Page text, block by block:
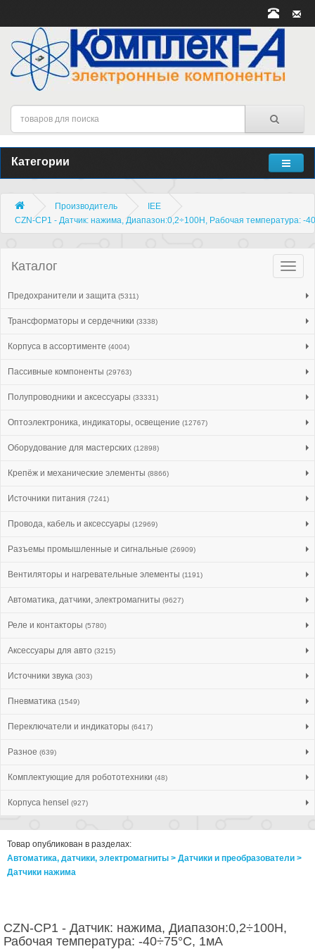
Категории
Производитель
IEE
CZN-CP1 - Датчик: нажима, Диапазон:0,2÷100Н, Рабочая температура: -
Каталог
Предохранители и защита (5311)
Трансформаторы и сердечники (3338)
Корпуса в ассортименте (4004)
Пассивные компоненты (29763)
Полупроводники и аксессуары (33331)
Оптоэлектроника, индикаторы, освещение (12767)
Оборудование для мастерских (12898)
Крепёж и механические элементы (8866)
Источники питания (7241)
Провода, кабель и аксессуары (12969)
Разъемы промышленные и сигнальные (26909)
Вентиляторы и нагревательные элементы (1191)
Автоматика, датчики, электромагниты (9627)
Реле и контакторы (5780)
Аксессуары для авто (3215)
Источники звука (303)
Пневматика (1549)
Переключатели и индикаторы (6417)
Разное (639)
Комплектующие для робототехники (48)
Корпуса hensel (927)
Товар опубликован в разделах:
Автоматика, датчики, электромагниты > Датчики и преобразователи >
Датчики нажима
CZN-CP1 - Датчик: нажима, Диапазон:0,2÷100Н,
Рабочая температура: -40÷75°C, 1мА